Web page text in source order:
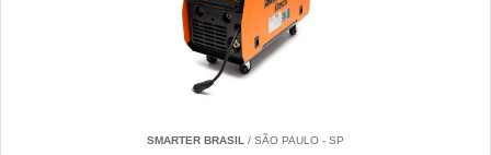
SMARTER BRASIL / SÃO PAULO - SP